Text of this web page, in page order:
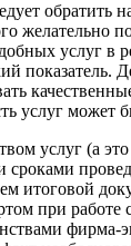
обратить
желательно
услуг в
услуг может
услуг (а
итоговой
при работе
фирма-